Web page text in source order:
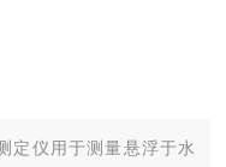
定仪用于测量悬浮于水